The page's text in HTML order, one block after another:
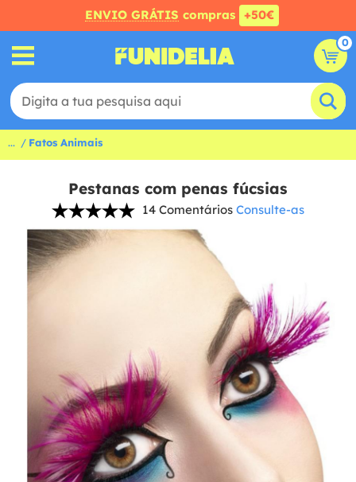
ENVIO GRÁTIS compras +50€
0
... Fatos Animais
Pestanas com penas fúcsias
14 Comentários Consulte-as